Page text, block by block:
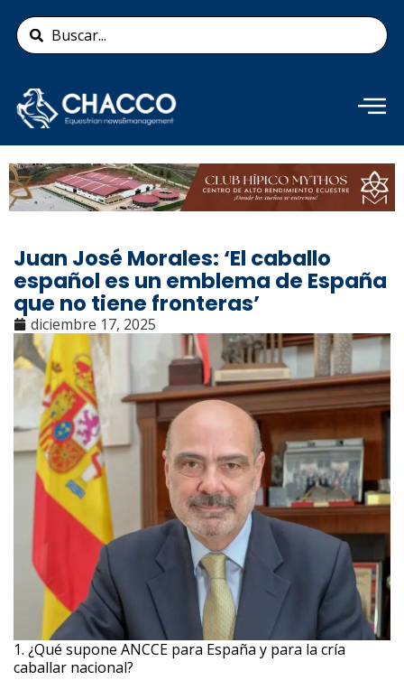
contenido
Search
...
Añade aquí tu texto de
cabecera
Juan José Morales: ‘El caballo
español es un emblema de España
que no tiene fronteras’
diciembre 17, 2025
1. ¿Qué supone ANCCE para España y para la cría
caballar nacional?